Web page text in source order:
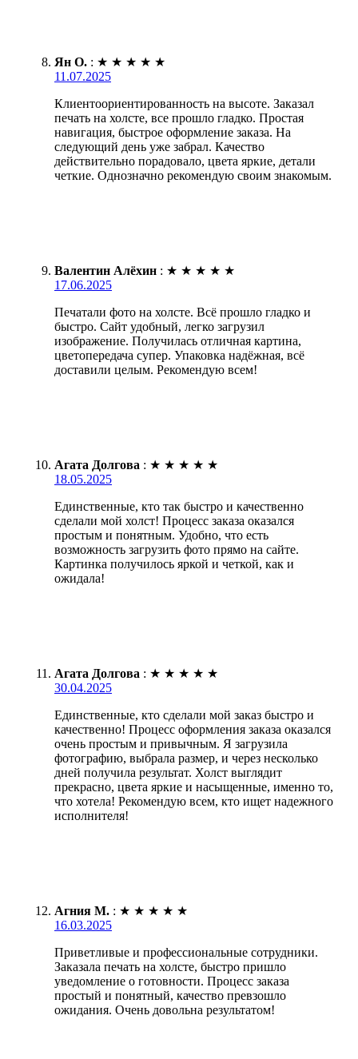
Ян О. : ★ ★ ★ ★ ★
11.07.2025
Клиентоориентированность на высоте. Заказал
печать на холсте, все прошло гладко. Простая
навигация, быстрое оформление заказа. На
следующий день уже забрал. Качество
действительно порадовало, цвета яркие, детали
четкие. Однозначно рекомендую своим знакомым.
Валентин Алёхин : ★ ★ ★ ★ ★
17.06.2025
Печатали фото на холсте. Всё прошло гладко и
быстро. Сайт удобный, легко загрузил
изображение. Получилась отличная картина,
цветопередача супер. Упаковка надёжная, всё
доставили целым. Рекомендую всем!
Агата Долгова : ★ ★ ★ ★ ★
18.05.2025
Единственные, кто так быстро и качественно
сделали мой холст! Процесс заказа оказался
простым и понятным. Удобно, что есть
возможность загрузить фото прямо на сайте.
Картинка получилось яркой и четкой, как и
ожидала!
Агата Долгова : ★ ★ ★ ★ ★
30.04.2025
Единственные, кто сделали мой заказ быстро и
качественно! Процесс оформления заказа оказался
очень простым и привычным. Я загрузила
фотографию, выбрала размер, и через несколько
дней получила результат. Холст выглядит
прекрасно, цвета яркие и насыщенные, именно то,
что хотела! Рекомендую всем, кто ищет надежного
исполнителя!
Агния М. : ★ ★ ★ ★ ★
16.03.2025
Приветливые и профессиональные сотрудники.
Заказала печать на холсте, быстро пришло
уведомление о готовности. Процесс заказа
простый и понятный, качество превзошло
ожидания. Очень довольна результатом!